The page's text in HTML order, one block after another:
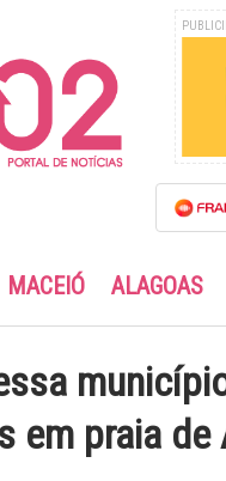
MACEIÓ ALAGOAS
em praia de